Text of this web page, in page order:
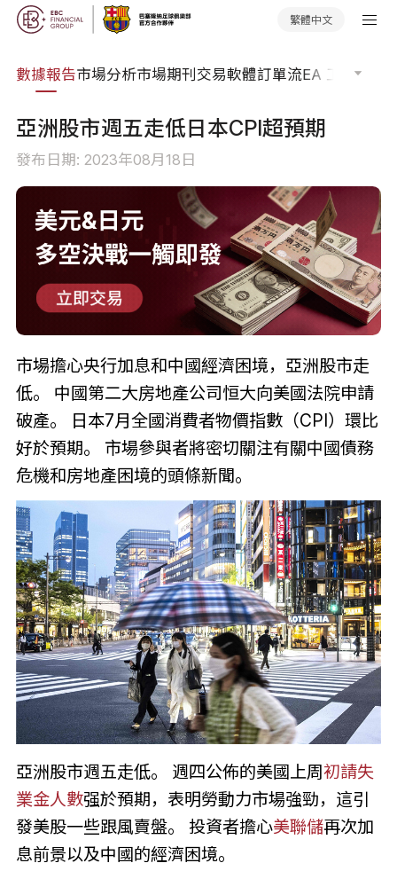
繁體中文
數據報告市場分析市場期刊交易軟體訂單流EA 工具庫
亞洲股市週五走低日本CPI超預期
發布日期: 2023年08月18日
市場擔心央行加息和中國經濟困境，亞洲股市走
低。 中國第二大房地產公司恒大向美國法院申請
破產。 日本7月全國消費者物價指數（CPI）環比
好於預期。 市場參與者將密切關注有關中國債務
危機和房地產困境的頭條新聞。
亞洲股市週五走低。 週四公佈的美國上周初請失
業金人數强於預期，表明勞動力市場強勁，這引
發美股一些跟風賣盤。 投資者擔心美聯儲再次加
息前景以及中國的經濟困境。